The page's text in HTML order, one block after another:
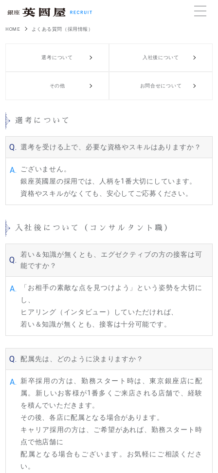
HOME よくある質問（採用情報）
選考について 入社後について
その他 お問合せについて
選考について
Q. 選考を受ける上で、必要な資格やスキルはありますか？
A.
ございません。
銀座英國屋の採用では、人柄を1番大切にしています。
資格やスキルがなくても、安心してご応募ください。
入社後について（コンサルタント職）
Q.
若い＆知識が無くとも、エグゼクティブの方の接客は可
能ですか？
A.
「お相手の素敵な点を見つけよう」という姿勢を大切に
し、
ヒアリング（インタビュー）していただければ、
若い＆知識が無くとも、接客は十分可能です。
Q. 配属先は、どのように決まりますか？
A. 新卒採用の方は、勤務スタート時は、東京銀座店に配
属。 新しいお客様が1番多くご来店される店舗で、経験
を積んでいただきます。
その後、各店に配属となる場合があります。
キャリア採用の方は、ご希望があれば、勤務スタート時
点で他店舗に
配属となる場合もございます。お気軽にご相談くださ
い。